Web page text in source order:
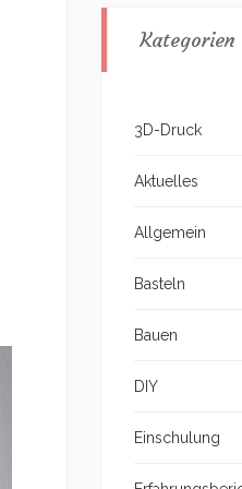
Kategorien
3D-Druck
Aktuelles
Allgemein
Basteln
Bauen
DIY
Einschulung